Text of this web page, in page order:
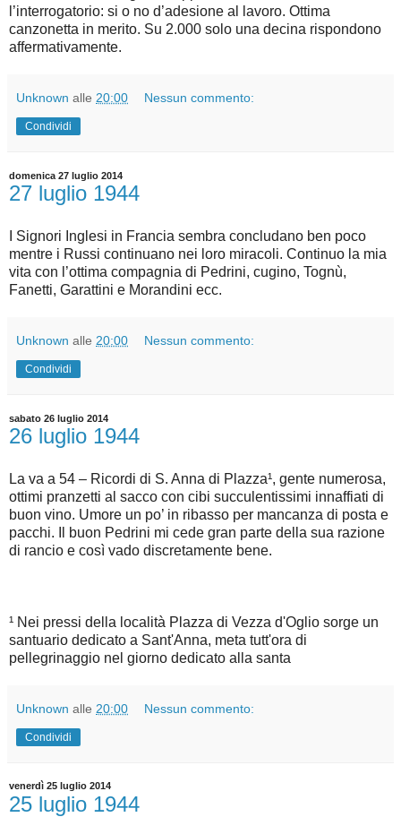
l’interrogatorio: si o no d’adesione al lavoro. Ottima
canzonetta in merito. Su 2.000 solo una decina rispondono
affermativamente.
Unknown alle 20:00 Nessun commento:
Condividi
domenica 27 luglio 2014
27 luglio 1944
I Signori Inglesi in Francia sembra concludano ben poco
mentre i Russi continuano nei loro miracoli. Continuo la mia
vita con l’ottima compagnia di Pedrini, cugino, Tognù,
Fanetti, Garattini e Morandini ecc.
Unknown alle 20:00 Nessun commento:
Condividi
sabato 26 luglio 2014
26 luglio 1944
La va a 54 – Ricordi di S. Anna di Plazza¹, gente numerosa,
ottimi pranzetti al sacco con cibi succulentissimi innaffiati di
buon vino. Umore un po’ in ribasso per mancanza di posta e
pacchi. Il buon Pedrini mi cede gran parte della sua razione
di rancio e così vado discretamente bene.
¹ Nei pressi della località Plazza di Vezza d'Oglio sorge un
santuario dedicato a Sant'Anna, meta tutt'ora di
pellegrinaggio nel giorno dedicato alla santa
Unknown alle 20:00 Nessun commento:
Condividi
venerdì 25 luglio 2014
25 luglio 1944